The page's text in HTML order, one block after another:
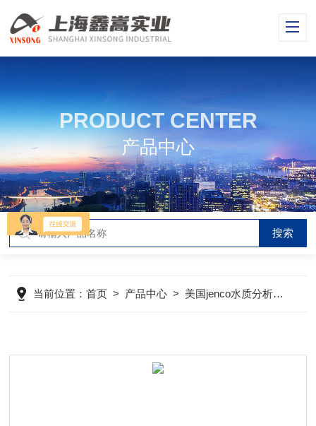
PRODUCT CENTER
产品中心
当前位置：首页 > 产品中心 > 美国jenco水质分析仪